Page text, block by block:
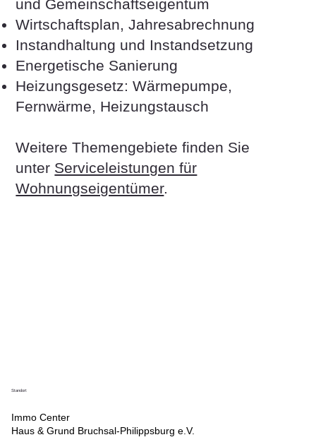
und Gemeinschaftseigentum
Wirtschaftsplan, Jahresabrechnung
Instandhaltung und Instandsetzung
Energetische Sanierung
Heizungsgesetz: Wärmepumpe,
Fernwärme, Heizungstausch
Weitere Themengebiete finden Sie
unter Serviceleistungen für
Wohnungseigentümer.
Standort
Immo Center
Haus & Grund Bruchsal-Philippsburg e.V.